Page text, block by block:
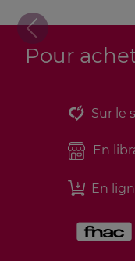
Previous
Pour
Sur le
En
En